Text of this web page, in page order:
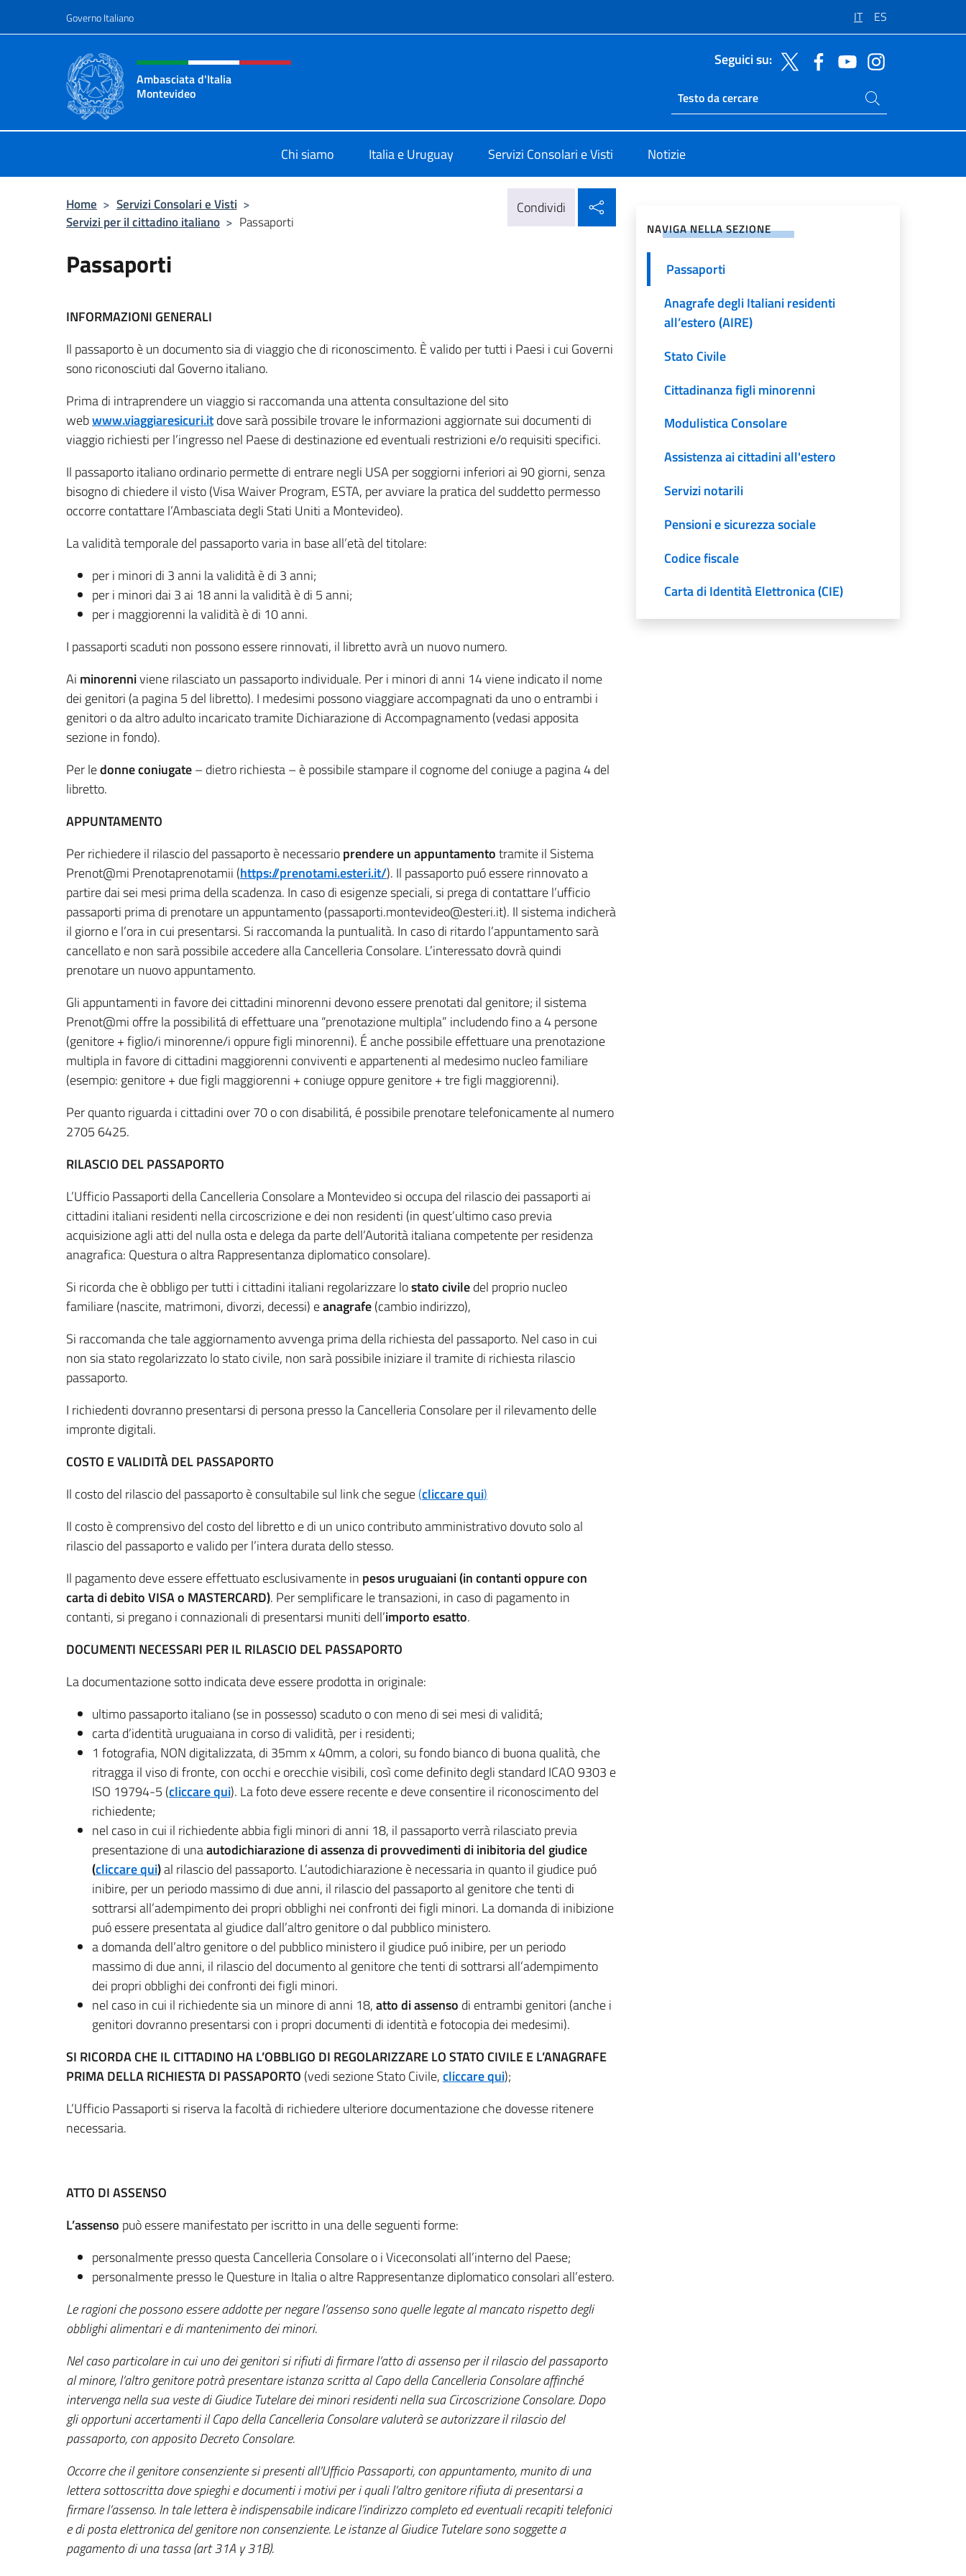
Governo Italiano IT ES
Intestazione sito, social e menù
Ambasciata d'Italia
Montevideo
Seguici su:
Ricerca sito live
Cerca nel sito
Chi siamo Italia e Uruguay Servizi Consolari e Visti Notizie
Home > Servizi Consolari e Visti >
Servizi per il cittadino italiano > Passaporti
Condividi
Passaporti
INFORMAZIONI GENERALI
Il passaporto è un documento sia di viaggio che di riconoscimento. È valido per tutti i Paesi i cui Governi
sono riconosciuti dal Governo italiano.
Prima di intraprendere un viaggio si raccomanda una attenta consultazione del sito
webwww.viaggiaresicuri.itdove sarà possibile trovare le informazioni aggiornate sui documenti di
viaggio richiesti per l’ingresso nel Paese di destinazione ed eventuali restrizioni e/o requisiti specifici.
Il passaporto italiano ordinario permette di entrare negli USA per soggiorni inferiori ai 90 giorni, senza
bisogno di chiedere il visto (Visa Waiver Program, ESTA, per avviare la pratica del suddetto permesso
occorre contattare l’Ambasciata degli Stati Uniti a Montevideo).
La validità temporale del passaporto varia in base all’età del titolare:
per i minori di 3 anni la validità è di 3 anni;
per i minori dai 3 ai 18 anni la validità è di 5 anni;
per i maggiorenni la validità è di 10 anni.
I passaporti scaduti non possono essere rinnovati, il libretto avrà un nuovo numero.
Ai minorenniviene rilasciato un passaporto individuale. Per i minori di anni 14 viene indicato il nome
dei genitori (a pagina 5 del libretto). I medesimi possono viaggiare accompagnati da uno o entrambi i
genitori o da altro adulto incaricato tramite Dichiarazione di Accompagnamento (vedasi apposita
sezione in fondo).
Per ledonne coniugate– dietro richiesta – è possibile stampare il cognome del coniuge a pagina 4 del
libretto.
APPUNTAMENTO
Per richiedere il rilascio del passaporto è necessarioprendere un appuntamentotramite il Sistema
Prenot@mi Prenotaprenotamii (https://prenotami.esteri.it/). Il passaporto puó essere rinnovato a
partire dai sei mesi prima della scadenza. In caso di esigenze speciali, si prega di contattare l’ufficio
passaporti prima di prenotare un appuntamento (passaporti.montevideo@esteri.it). Il sistema indicherà
il giorno e l’ora in cui presentarsi. Si raccomanda la puntualità. In caso di ritardo l’appuntamento sarà
cancellato e non sarà possibile accedere alla Cancelleria Consolare. L’interessato dovrà quindi
prenotare un nuovo appuntamento.
Gli appuntamenti in favore dei cittadini minorenni devono essere prenotati dal genitore; il sistema
Prenot@mi offre la possibilitá di effettuare una “prenotazione multipla” includendo fino a 4 persone
(genitore + figlio/i minorenne/i oppure figli minorenni). É anche possibile effettuare una prenotazione
multipla in favore di cittadini maggiorenni conviventi e appartenenti al medesimo nucleo familiare
(esempio: genitore + due figli maggiorenni + coniuge oppure genitore + tre figli maggiorenni).
Per quanto riguarda i cittadini over 70 o con disabilitá, é possibile prenotare telefonicamente al numero
2705 6425.
RILASCIO DEL PASSAPORTO
L’Ufficio Passaporti della Cancelleria Consolare a Montevideo si occupa del rilascio dei passaporti ai
cittadini italiani residenti nella circoscrizione e dei non residenti (in quest’ultimo caso previa
acquisizione agli atti del nulla osta e delega da parte dell’Autorità italiana competente per residenza
anagrafica: Questura o altra Rappresentanza diplomatico consolare).
Si ricorda che è obbligo per tutti i cittadini italiani regolarizzare lostato civiledel proprio nucleo
familiare (nascite, matrimoni, divorzi, decessi) eanagrafe(cambio indirizzo),
Si raccomanda che tale aggiornamento avvenga prima della richiesta del passaporto. Nel caso in cui
non sia stato regolarizzato lo stato civile, non sarà possibile iniziare il tramite di richiesta rilascio
passaporto.
I richiedenti dovranno presentarsi di persona presso la Cancelleria Consolare per il rilevamento delle
impronte digitali.
COSTO E VALIDITÀ DEL PASSAPORTO
Il costo del rilascio del passaporto è consultabile sul link che segue(cliccare qui)
Il costo è comprensivo del costo del libretto e di un unico contributo amministrativo dovuto solo al
rilascio del passaporto e valido per l’intera durata dello stesso.
Il pagamento deve essere effettuato esclusivamente in pesos uruguaiani (in contanti oppure con
carta di debito VISA o MASTERCARD). Per semplificare le transazioni, in caso di pagamento in
contanti, si pregano i connazionali di presentarsi muniti dell’importo esatto.
DOCUMENTI NECESSARI PER IL RILASCIO DEL PASSAPORTO
La documentazione sotto indicata deve essere prodotta in originale:
ultimo passaporto italiano (se in possesso) scaduto o con meno di sei mesi di validitá;
carta d’identità uruguaiana in corso di validità, per i residenti;
1 fotografia, NON digitalizzata, di 35mm x 40mm, a colori, su fondo bianco di buona qualità, che
ritragga il viso di fronte, con occhi e orecchie visibili, così come definito degli standard ICAO 9303 e
ISO 19794-5 (cliccare qui). La foto deve essere recente e deve consentire il riconoscimento del
richiedente;
nel caso in cui il richiedente abbia figli minori di anni 18, il passaporto verrà rilasciato previa
presentazione di unaautodichiarazionedi assenza di provvedimenti di inibitoria del giudice
(cliccare qui)al rilascio del passaporto. L’autodichiarazione è necessaria in quanto il giudice puó
inibire, per un periodo massimo di due anni, il rilascio del passaporto al genitore che tenti di
sottrarsi all’adempimento dei propri obblighi nei confronti dei figli minori. La domanda di inibizione
puó essere presentata al giudice dall’altro genitore o dal pubblico ministero.
a domanda dell’altro genitore o del pubblico ministero il giudice puó inibire, per un periodo
massimo di due anni, il rilascio del documento al genitore che tenti di sottrarsi all’adempimento
dei propri obblighi dei confronti dei figli minori.
nel caso in cui il richiedente sia un minore di anni 18,atto di assenso di entrambi genitori (anche i
genitori dovranno presentarsi con i propri documenti di identità e fotocopia dei medesimi).
SI RICORDA CHE IL CITTADINO HA L’OBBLIGO DI REGOLARIZZARE LO STATO CIVILE E L’ANAGRAFE
PRIMA DELLA RICHIESTA DI PASSAPORTO (vedi sezione Stato Civile,cliccare qui);
L’Ufficio Passaporti si riserva la facoltà di richiedere ulteriore documentazione che dovesse ritenere
necessaria.
ATTO DI ASSENSO
L’assenso può essere manifestato per iscritto in una delle seguenti forme:
personalmente presso questa Cancelleria Consolare o i Viceconsolati all’interno del Paese;
personalmente presso le Questure in Italia o altre Rappresentanze diplomatico consolari all’estero.
Le ragioni che possono essere addotte per negare l’assenso sono quelle legate al mancato rispetto degli
obblighi alimentari e di mantenimento dei minori.
Nel caso particolare in cui uno dei genitori si rifiuti di firmare l’atto di assenso per il rilascio del passaporto
al minore, l’altro genitore potrà presentare istanza scritta al Capo della Cancelleria Consolare affinché
intervenga nella sua veste di Giudice Tutelare dei minori residenti nella sua Circoscrizione Consolare. Dopo
gli opportuni accertamenti il Capo della Cancelleria Consolare valuterà se autorizzare il rilascio del
passaporto, con apposito Decreto Consolare.
Occorre che il genitore consenziente si presenti all’Ufficio Passaporti, con appuntamento, munito di una
lettera sottoscritta dove spieghi e documenti i motivi per i quali l’altro genitore rifiuta di presentarsi a
firmare l’assenso. In tale lettera è indispensabile indicare l’indirizzo completo ed eventuali recapiti telefonici
e di posta elettronica del genitore non consenziente. Le istanze al Giudice Tutelare sono soggette a
pagamento di una tassa (art 31A y 31B).
NAVIGA NELLA SEZIONE
Passaporti
Anagrafe degli Italiani residenti
all’estero (AIRE)
Stato Civile
Cittadinanza figli minorenni
Modulistica Consolare
Assistenza ai cittadini all'estero
Servizi notarili
Pensioni e sicurezza sociale
Codice fiscale
Carta di Identità Elettronica (CIE)
Emergency Travel Documents